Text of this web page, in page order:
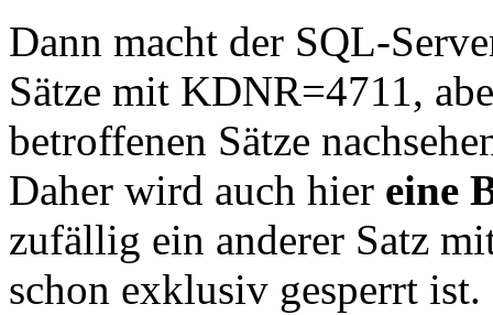
Dann macht der SQL-
Sätze mit KDNR=4711,
betroffenen Sätze
Daher wird auch hier eine
zufällig ein anderer Satz
schon exklusiv gesperrt ist.